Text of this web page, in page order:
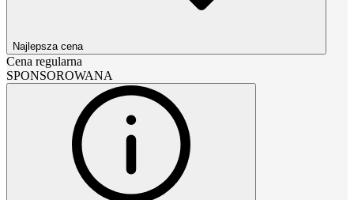
Najlepsza cena
Cena regularna
SPONSOROWANA